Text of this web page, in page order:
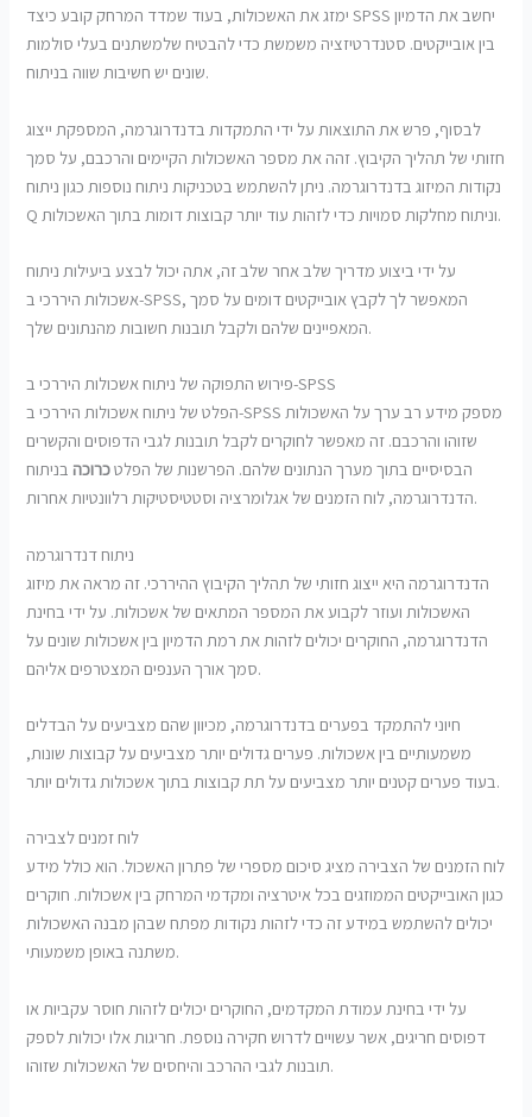
ימזג את האשכולות, בעוד שמדד המרחק קובע כיצד SPSS יחשב את הדמיון
בין אובייקטים. סטנדרטיזציה משמשת כדי להבטיח שלמשתנים בעלי סולמות
שונים יש חשיבות שווה בניתוח.
לבסוף, פרש את התוצאות על ידי התמקדות בדנדרוגרמה, המספקת ייצוג
חזותי של תהליך הקיבוץ. זהה את מספר האשכולות הקיימים והרכבם, על סמך
נקודות המיזוג בדנדרוגרמה. ניתן להשתמש בטכניקות ניתוח נוספות כגון ניתוח
Q וניתוח מחלקות סמויות כדי לזהות עוד יותר קבוצות דומות בתוך האשכולות.
על ידי ביצוע מדריך שלב אחר שלב זה, אתה יכול לבצע ביעילות ניתוח
אשכולות היררכי ב-SPSS, המאפשר לך לקבץ אובייקטים דומים על סמך
המאפיינים שלהם ולקבל תובנות חשובות מהנתונים שלך.
פירוש התפוקה של ניתוח אשכולות היררכי ב-SPSS
הפלט של ניתוח אשכולות היררכי ב-SPSS מספק מידע רב ערך על האשכולות
שזוהו והרכבם. זה מאפשר לחוקרים לקבל תובנות לגבי הדפוסים והקשרים
הבסיסיים בתוך מערך הנתונים שלהם. הפרשנות של הפלטכרוכה בניתוח
הדנדרוגרמה, לוח הזמנים של אגלומרציה וסטטיסטיקות רלוונטיות אחרות.
ניתוח דנדרוגרמה
הדנדרוגרמה היא ייצוג חזותי של תהליך הקיבוץ ההיררכי. זה מראה את מיזוג
האשכולות ועוזר לקבוע את המספר המתאים של אשכולות. על ידי בחינת
הדנדרוגרמה, החוקרים יכולים לזהות את רמת הדמיון בין אשכולות שונים על
סמך אורך הענפים המצטרפים אליהם.
חיוני להתמקד בפערים בדנדרוגרמה, מכיוון שהם מצביעים על הבדלים
משמעותיים בין אשכולות. פערים גדולים יותר מצביעים על קבוצות שונות,
בעוד פערים קטנים יותר מצביעים על תת קבוצות בתוך אשכולות גדולים יותר.
לוח זמנים לצבירה
לוח הזמנים של הצבירה מציג סיכום מספרי של פתרון האשכול. הוא כולל מידע
כגון האובייקטים הממוזגים בכל איטרציה ומקדמי המרחק בין אשכולות. חוקרים
יכולים להשתמש במידע זה כדי לזהות נקודות מפתח שבהן מבנה האשכולות
משתנה באופן משמעותי.
על ידי בחינת עמודת המקדמים, החוקרים יכולים לזהות חוסר עקביות או
דפוסים חריגים, אשר עשויים לדרוש חקירה נוספת. חריגות אלו יכולות לספק
תובנות לגבי ההרכב והיחסים של האשכולות שזוהו.